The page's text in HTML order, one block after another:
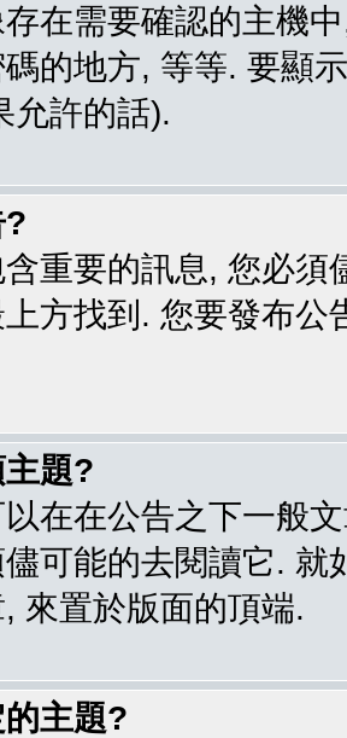
存在需要確認的主機
的地方, 等等. 要顯
允許的話).
重要的訊息, 您必
方找到. 您要發布
題?
在在公告之下一般
可能的去閱讀它.
來置於版面的頂端.
主題?